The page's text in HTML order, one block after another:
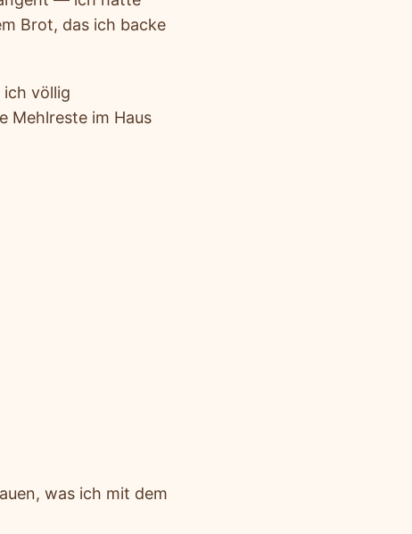
Brot, das ich backe
völlig
Mehlreste im Haus
was ich mit dem